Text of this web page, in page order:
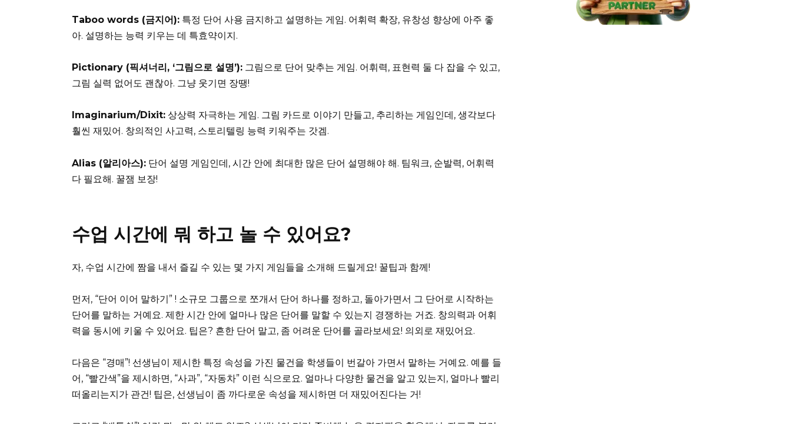
Taboo words (금지어): 특정 단어 사용 금지하고 설명하는 게임. 어휘력 확장, 유창성 향상에 아주 좋
아. 설명하는 능력 키우는 데 특효약이지.
Pictionary (픽셔너리, ‘그림으로 설명’): 그림으로 단어 맞추는 게임. 어휘력, 표현력 둘 다 잡을 수 있고,
그림 실력 없어도 괜찮아. 그냥 웃기면 장땡!
Imaginarium/Dixit: 상상력 자극하는 게임. 그림 카드로 이야기 만들고, 추리하는 게임인데, 생각보다
훨씬 재밌어. 창의적인 사고력, 스토리텔링 능력 키워주는 갓겜.
Alias (알리아스): 단어 설명 게임인데, 시간 안에 최대한 많은 단어 설명해야 해. 팀워크, 순발력, 어휘력
다 필요해. 꿀잼 보장!
수업 시간에 뭐 하고 놀 수 있어요?
자, 수업 시간에 짬을 내서 즐길 수 있는 몇 가지 게임들을 소개해 드릴게요! 꿀팁과 함께!
먼저, “단어 이어 말하기” ! 소규모 그룹으로 쪼개서 단어 하나를 정하고, 돌아가면서 그 단어로 시작하는
단어를 말하는 거예요. 제한 시간 안에 얼마나 많은 단어를 말할 수 있는지 경쟁하는 거죠. 창의력과 어휘
력을 동시에 키울 수 있어요. 팁은? 흔한 단어 말고, 좀 어려운 단어를 골라보세요! 의외로 재밌어요.
다음은 “경매”! 선생님이 제시한 특정 속성을 가진 물건을 학생들이 번갈아 가면서 말하는 거예요. 예를 들
어, “빨간색”을 제시하면, “사과”, “자동차” 이런 식으로요. 얼마나 다양한 물건을 알고 있는지, 얼마나 빨리
떠올리는지가 관건! 팁은, 선생님이 좀 까다로운 속성을 제시하면 더 재밌어진다는 거!